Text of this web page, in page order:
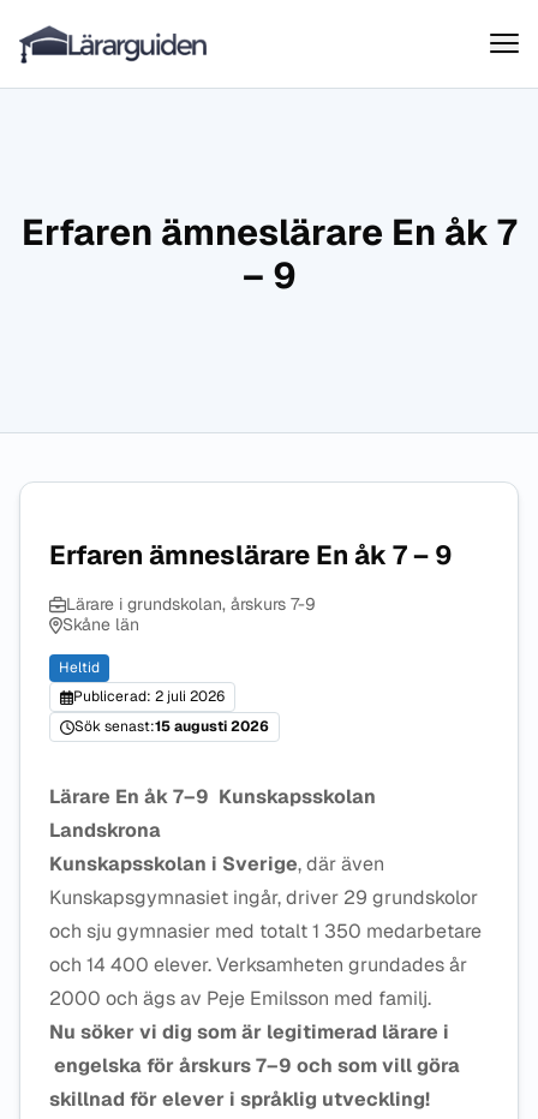
Hoppa till innehåll
Lärarguiden
Erfaren ämneslärare En åk 7
– 9
Erfaren ämneslärare En åk 7 – 9
Lärare i grundskolan, årskurs 7-9
Skåne län
Heltid
Publicerad: 2 juli 2026
Sök senast:15 augusti 2026
Lärare En åk 7–9 Kunskapsskolan
Landskrona
Kunskapsskolan i Sverige, där även
Kunskapsgymnasiet ingår, driver 29 grundskolor
och sju gymnasier med totalt 1 350 medarbetare
och 14 400 elever. Verksamheten grundades år
2000 och ägs av Peje Emilsson med familj.
Nu söker vi dig som är legitimerad lärare i
engelska för årskurs 7–9 och som vill göra
skillnad för elever i språklig utveckling!